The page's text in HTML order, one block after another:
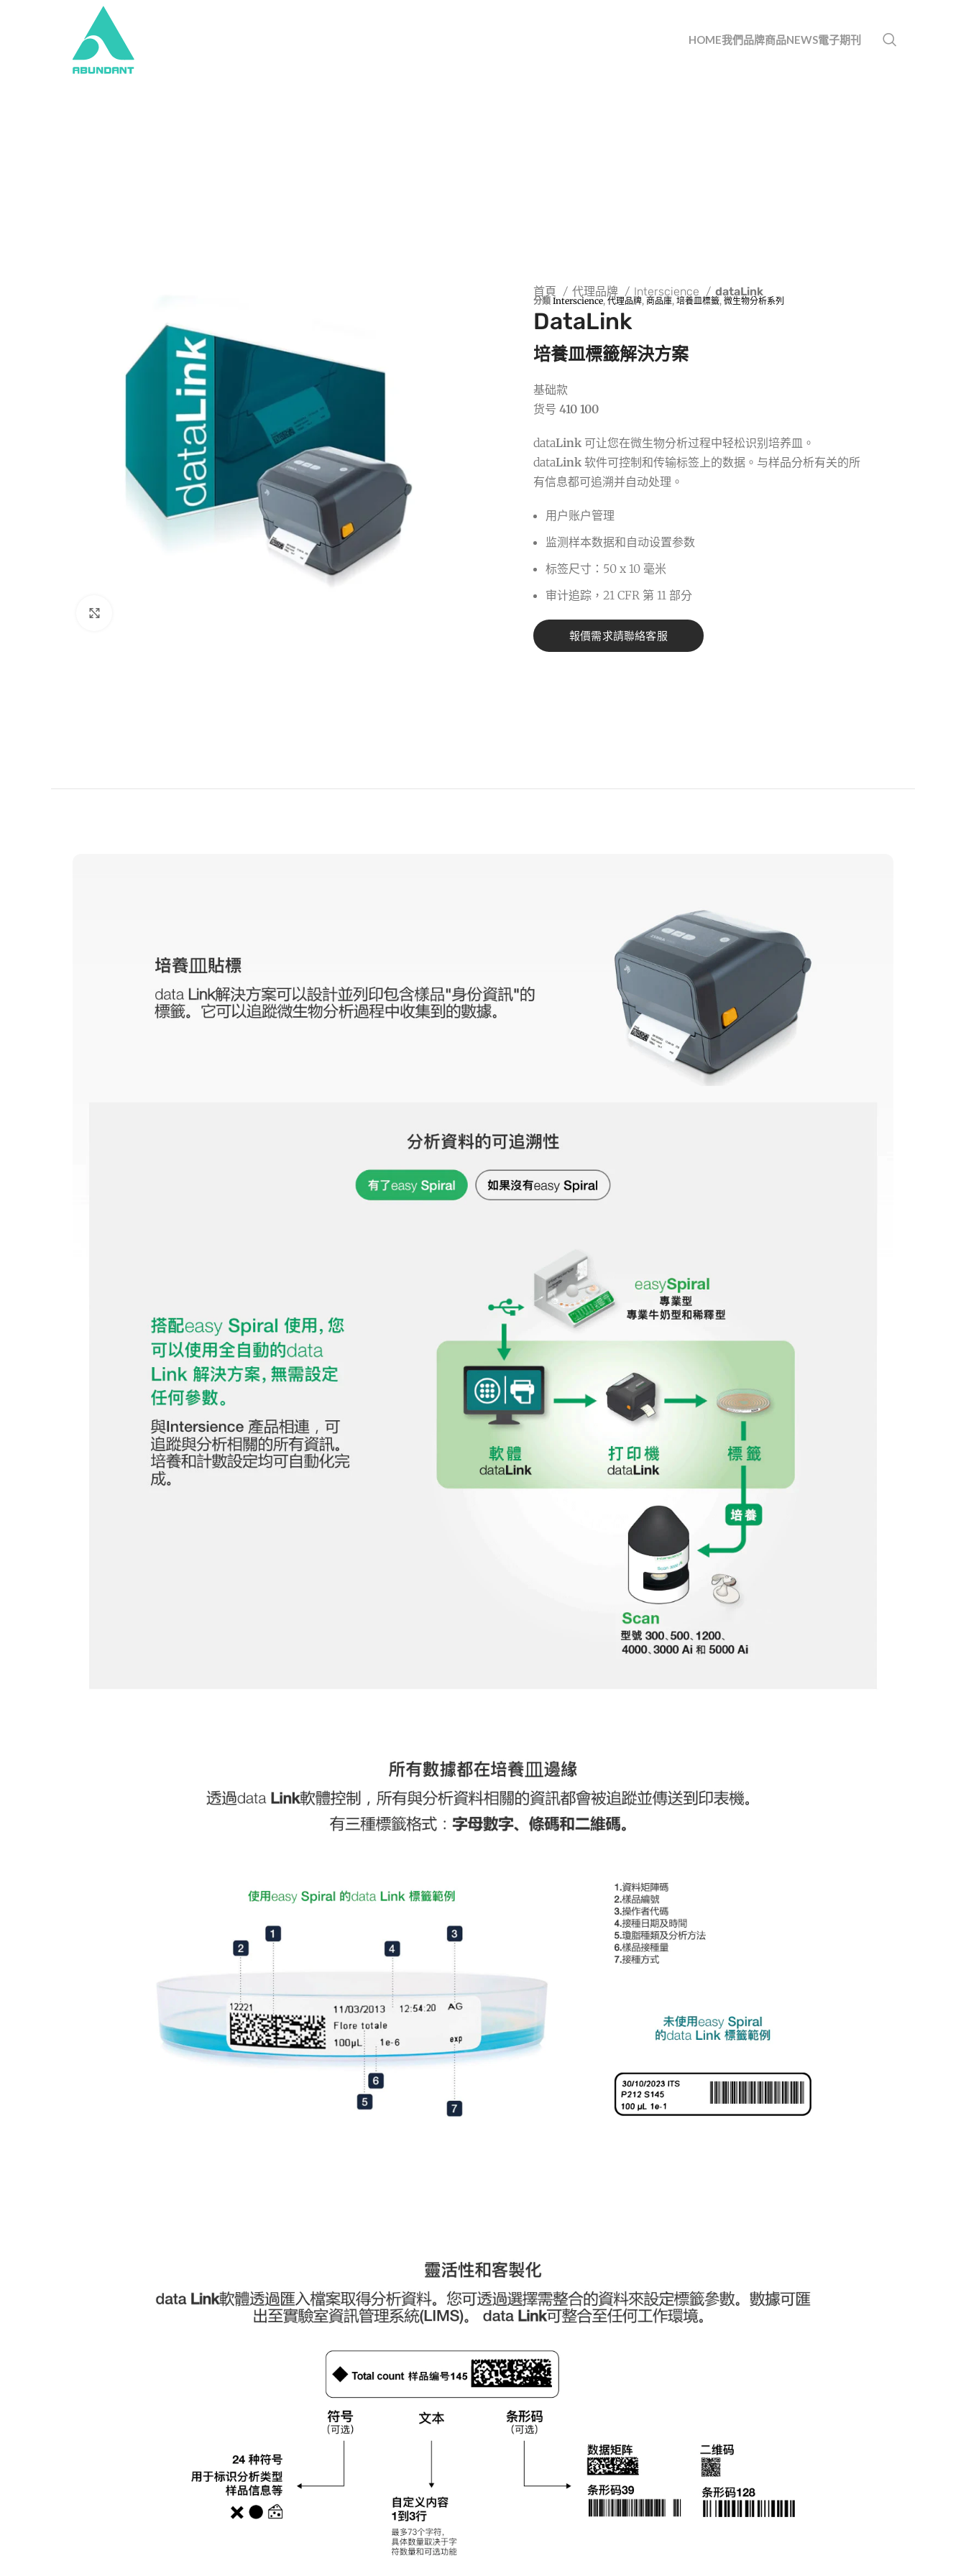
HOME我們品牌商品NEWS電子期刊
首頁 代理品牌 Interscience dataLink
分類 Interscience, 代理品牌, 商品庫, 培養皿標籤, 微生物分析系列
DataLink
培養皿標籤解決方案
基础款
货号 410 100
dataLink 可让您在微生物分析过程中轻松识别培养皿。
dataLink 软件可控制和传输标签上的数据。与样品分析有关的所
有信息都可追溯并自动处理。
用户账户管理
监测样本数据和自动设置参数
标签尺寸：50 x 10 毫米
审计追踪，21 CFR 第 11 部分
報價需求請聯絡客服